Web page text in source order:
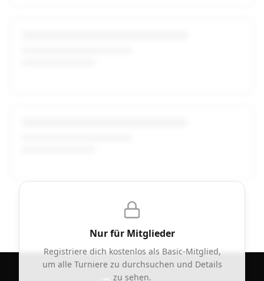
Nur für Mitglieder
Registriere dich kostenlos als Basic-Mitglied,
um alle Turniere zu durchsuchen und Details
zu sehen.